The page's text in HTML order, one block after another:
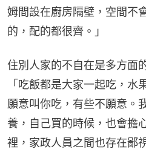
姆間設在廚房隔壁，空間不
的，配的都很齊。」
住別人家的不自在是多方面
「吃飯都是大家一起吃，水
願意叫你吃，有些不願意。
養，自己買的時候，也會擔
裡，家政人員之間也存在鄙